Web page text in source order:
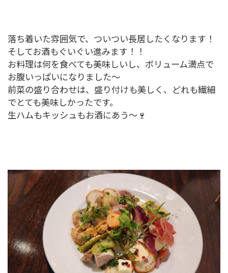
落ち着いた雰囲気で、ついつい長居したくなります！
そしてお酒もぐいぐい進みます！！
お料理は何を食べても美味しいし、ボリューム満点で
お腹いっぱいになりました～
前菜の盛り合わせは、盛り付けも美しく、どれも繊細
でとても美味しかったです。
生ハムもキッシュもお酒にあう～🍷